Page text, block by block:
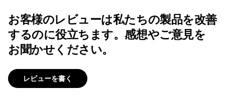
お客様のレビューは私たちの製品を改善
するのに役立ちます。感想やご意見を
お聞かせください。
レビューを書く